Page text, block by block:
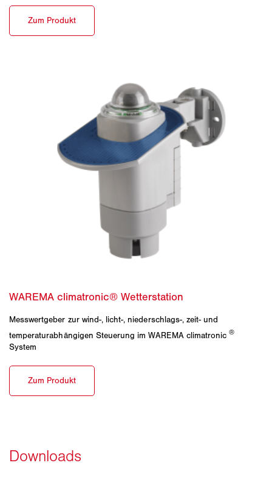
Messwertgeber zur wind-, licht-, niederschlags-, zeit- und
temperaturabhängigen Steuerung im WAREMA climatronic®
System